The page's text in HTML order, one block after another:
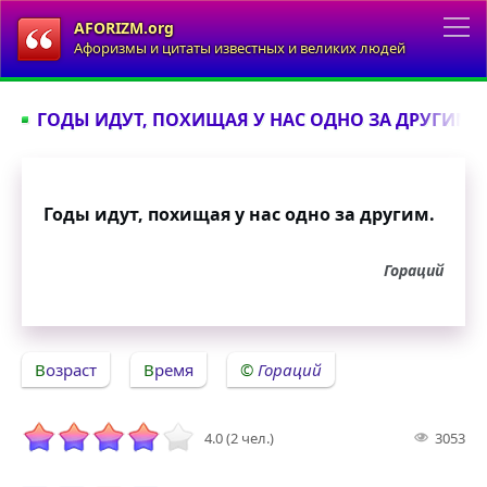
AFORIZM.org
Афоризмы и цитаты известных и великих людей
ГОДЫ ИДУТ, ПОХИЩАЯ У НАС ОДНО ЗА ДРУГИМ...
Годы идут, похищая у нас одно за другим.
Гораций
Возраст Время Гораций
4.0 (2 чел.) 3053